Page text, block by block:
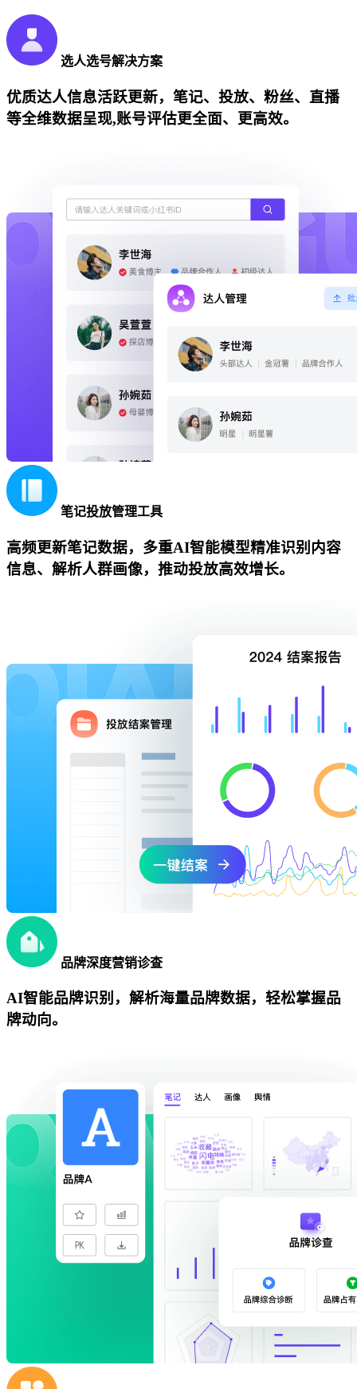
选人选号解决方案
优质达人信息活跃更新，笔记、投放、粉丝、直播
等全维数据呈现,账号评估更全面、更高效。
笔记投放管理工具
高频更新笔记数据，多重AI智能模型精准识别内容
信息、解析人群画像，推动投放高效增长。
品牌深度营销诊查
AI智能品牌识别，解析海量品牌数据，轻松掌握品
牌动向。